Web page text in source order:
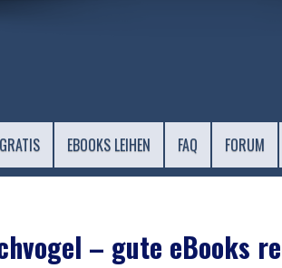
EBOOKS LEIHEN FAQ FORUM
– gute eBooks